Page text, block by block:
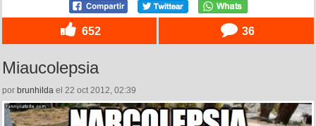
652 36
Miaucolepsia
por brunhilda el 22 oct 2012, 02:39